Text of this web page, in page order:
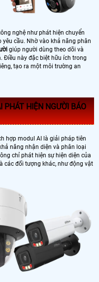
nghệ như phát hiện chuyển
cầu. Nhờ vào khả năng phân
giúp người dùng theo dõi và
Điều này đặc biệt hữu ích trong
tạo ra một môi trường an
PHÁT HIỆN NGƯỜI BÁO
hợp modul AI là giải pháp tiên
năng nhận diện và phân loại
chỉ phát hiện sự hiện diện của
các đối tượng khác, như động vật